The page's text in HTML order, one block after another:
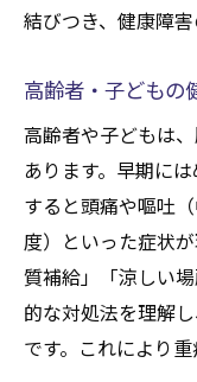
結びつき、健康障害
高齢者・子どもの
高齢者や子どもは
あります。早期に
すると頭痛や嘔吐
度）といった症状
質補給」「涼しい
的な対処法を理解
です。これにより